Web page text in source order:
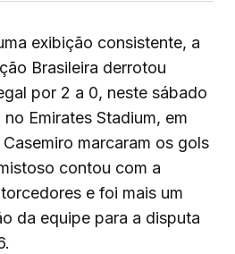
exibição consistente, a
Brasileira derrotou
por 2 a 0, neste sábado
no Emirates Stadium, em
marcaram os gols
contou com a
e foi mais um
da equipe para a disputa